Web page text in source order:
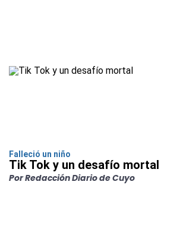
Falleció un niño
Tik Tok y un desafío mortal
Por Redacción Diario de Cuyo